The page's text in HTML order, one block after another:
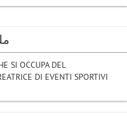
SI OCCUPA DEL
DI EVENTI SPORTIVI